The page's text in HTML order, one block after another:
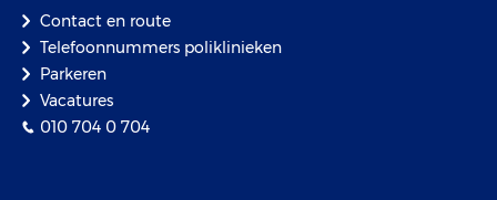
Contact en route
Telefoonnummers poliklinieken
Parkeren
Vacatures
010 704 0 704